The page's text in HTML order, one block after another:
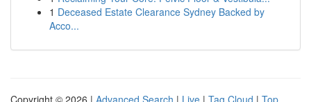
1 Deceased Estate Clearance Sydney Backed by
Acco...
Copyright © 2026 | Advanced Search | Live | Tag Cloud | Top